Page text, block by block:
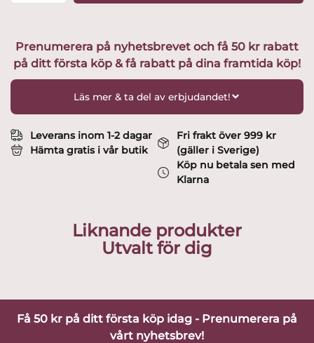
Carina
Seth
Prenumerera på nyhetsbrevet och få 50 kr rabatt
på ditt första köp & få rabatt på dina framtida köp!
Läs mer & ta del av erbjudandet!
Leverans inom 1-2 dagar
Hämta gratis i vår butik
Fri frakt över 999 kr
(gäller i Sverige)
Köp nu betala sen med
Klarna
Liknande produkter
Utvalt för dig
Få 50 kr på ditt första köp idag - Prenumerera på
vårt nyhetsbrev!